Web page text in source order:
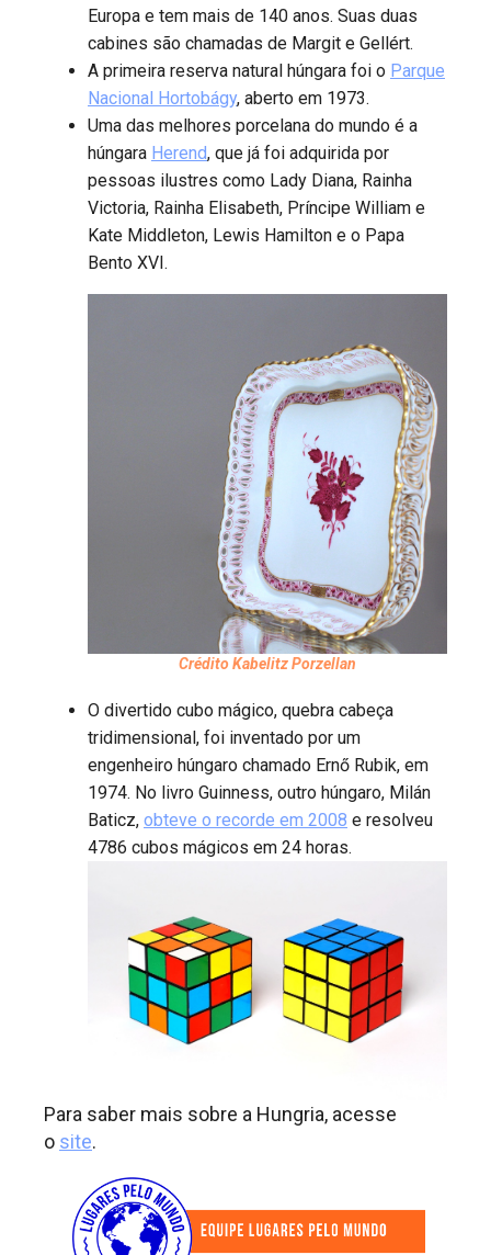
Europa e tem mais de 140 anos. Suas duas
cabines são chamadas de Margit e Gellért.
A primeira reserva natural húngara foi o Parque
Nacional Hortobágy, aberto em 1973.
Uma das melhores porcelana do mundo é a
húngara Herend, que já foi adquirida por
pessoas ilustres como Lady Diana, Rainha
Victoria, Rainha Elisabeth, Príncipe William e
Kate Middleton, Lewis Hamilton e o Papa
Bento XVI.
Crédito Kabelitz Porzellan
O divertido cubo mágico, quebra cabeça
tridimensional, foi inventado por um
engenheiro húngaro chamado Ernő Rubik, em
1974. No livro Guinness, outro húngaro, Milán
Baticz, obteve o recorde em 2008 e resolveu
4786 cubos mágicos em 24 horas.
Para saber mais sobre a Hungria, acesse
o site.